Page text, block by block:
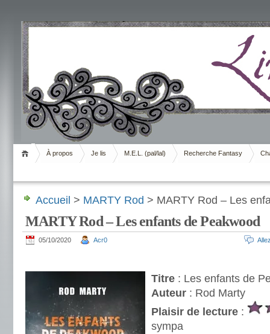
Livrement
À propos Je lis M.E.L. (pal/lal) Recherche Fantasy
Accueil > MARTY Rod > MARTY Rod – Les
MARTY Rod – Les enfants de Peakwood
05/10/2020 Acr0
Titre : Les enfants de
Auteur : Rod Marty
Plaisir de lecture :
sympa